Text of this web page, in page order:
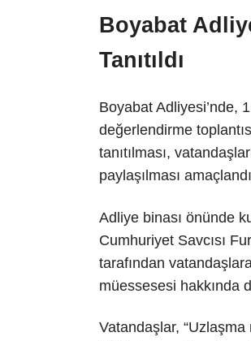
Boyabat
Tanıtıldı
Boyabat Adliyesi’nde,
değerlendirme
tanıtılması,
paylaşılması
Adliye binası önünde
Cumhuriyet Savcısı
tarafından
müessesesi hakkında
Vatandaşlar, “Uzlaşma